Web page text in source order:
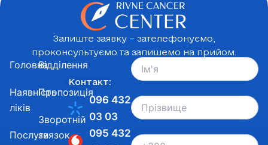
Залиште заявку – зателефонуємо,
проконсультуємо та запишемо на прийом.
Контакт:
096 432
03 03
095 432
Головна
Наявність
ліків
Послуги
Відділення
Пропозиція
Зворотній
звязок